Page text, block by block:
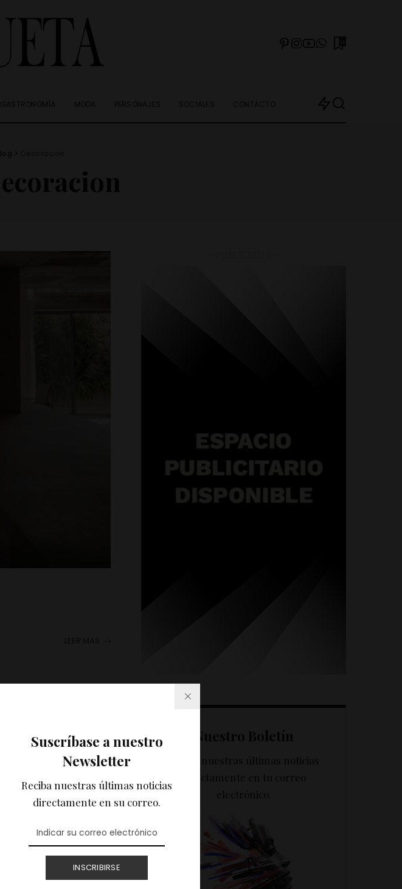
Suscríbase a nuestro
Newsletter
Reciba nuestras últimas noticias
directamente en su correo.
INSCRIBIRSE
GASTRONOMÍA MODA PERSONAJES SOCIALES CONTACTO
Nuestro Boletín
Recibe nuestras últimas noticias
directamente en tu correo
electrónico.